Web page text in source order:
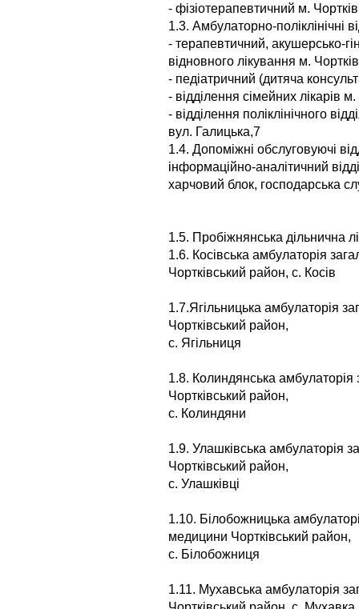
- фізіотерапевтичний м.
1.3. Амбулаторно-поліклінічні
- терапевтичний, акушерсько-
відновного лікування м.
- педіатричний (дитяча
- відділення сімейних лікарів
- відділення поліклінічного
вул. Галицька,7
1.4. Допоміжні обслуговуючі
інформаційно-аналітичний
харчовий блок, господарська
1.5. Пробіжнянська дільнична
1.6. Косівська амбулаторія
Чортківський район, с. Косів
1.7.Ягільницька амбулаторія
Чортківський район,
с. Ягільниця
1.8. Колиндянська амбулаторія
Чортківський район,
с. Колиндяни
1.9. Улашківська амбулаторія
Чортківський район,
с. Улашківці
1.10. Білобожницька
медицини Чортківський район,
с. Білобожниця
1.11. Мухавська амбулаторія